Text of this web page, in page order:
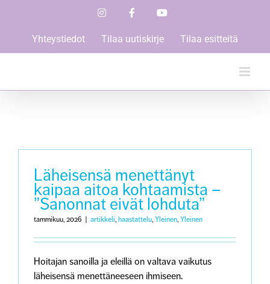
InstagramFacebook
Yhteystiedot Tilaa uutiskirje Tilaa esitteitä
Läheisensä menettänyt
kaipaa aitoa kohtaamista –
”Sanonnat eivät lohduta”
tammikuu, 2026 artikkeli, haastattelu, Yleinen, Yleinen
Hoitajan sanoilla ja eleillä on valtava vaikutus
läheisensä menettäneeseen ihmiseen.